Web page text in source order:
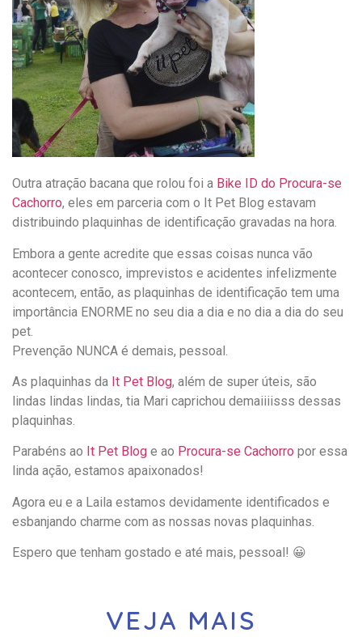
Outra atração bacana que rolou foi a Bike ID do Procura-se
Cachorro, eles em parceria com o It Pet Blog estavam
distribuindo plaquinhas de identificação gravadas na hora.
Embora a gente acredite que essas coisas nunca vão
acontecer conosco, imprevistos e acidentes infelizmente
acontecem, então, as plaquinhas de identificação tem uma
importância ENORME no seu dia a dia e no dia a dia do seu
pet.
Prevenção NUNCA é demais, pessoal.
As plaquinhas da It Pet Blog, além de super úteis, são
lindas lindas lindas, tia Mari caprichou demaiiiisss dessas
plaquinhas.
Parabéns ao It Pet Blog e ao Procura-se Cachorro por essa
linda ação, estamos apaixonados!
Agora eu e a Laila estamos devidamente identificados e
esbanjando charme com as nossas novas plaquinhas.
Espero que tenham gostado e até mais, pessoal! 😀
VEJA MAIS